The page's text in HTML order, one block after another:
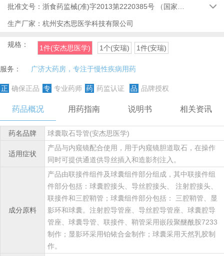
批准文号： 浙食药监械(准)字2013第2220385号 （国家药品监督管理局） 
生产厂家： 杭州安杰思医学科技有限公司
规格： 1件(安杰思医学) 1个(安瑞) 1件(安瑞)
服务： 广济大药房，专注于慢性疾病用药
正 确保正品 专 专业药师 药 药监认证 品 品牌授权
药品概况 用药指南 说明书 相关资讯
药名品牌 球囊取石导管(安杰思医学)
适用症状
产品与内窥镜配合使用，用于内窥镜胆道取石，在操作
同时可提供通道供导丝插入和造影剂注入。
成分原料
产品由联接件组件及球囊组件部分组成，其中联接件组
件部分包括：球囊腔接头、导丝腔接头、 注射腔接头、
联接件和三腔鞘管；球囊组件部分包括： 三腔鞘管、显
影环和球囊。注射腔导管座、导丝腔导管座、球囊腔导
管座、球囊导管、联接件、鞘管采用嵌段聚醚酰胺7233
制作；显影环采用铂铱合金制作；球囊采用天然乳胶制
作。